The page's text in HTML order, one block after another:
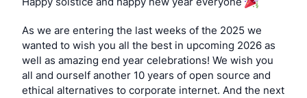
As we are entering the last weeks of the 2025 we
wanted to wish you all the best in upcoming 2026 as
well as amazing end year celebrations! We wish you
all and ourself another 10 years of open source and
ethical alternatives to corporate internet. And the next